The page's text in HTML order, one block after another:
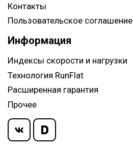
Контакты
Пользовательское соглашение
Информация
Индексы скорости и нагрузки
Технология RunFlat
Расширенная гарантия
Прочее